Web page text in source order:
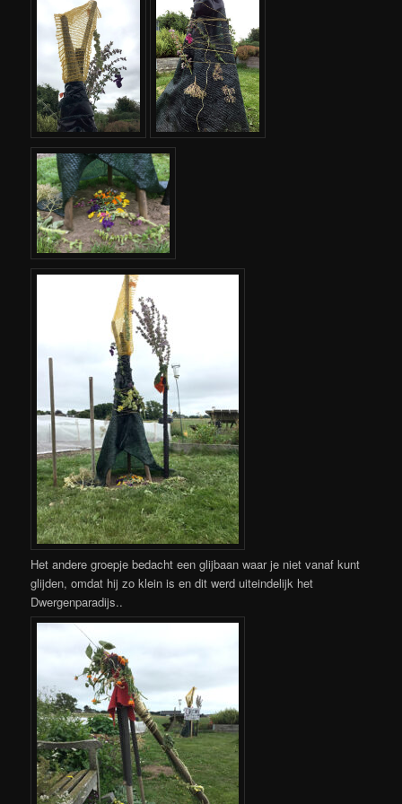
Het andere groepje bedacht een glijbaan waar je niet vanaf kunt
glijden, omdat hij zo klein is en dit werd uiteindelijk het
Dwergenparadijs..